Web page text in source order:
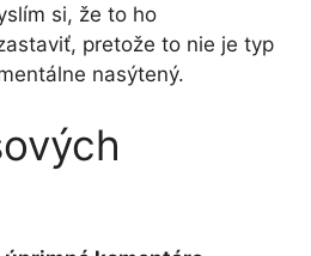
si, že to ho
pretože to nie je typ
nasýtený.